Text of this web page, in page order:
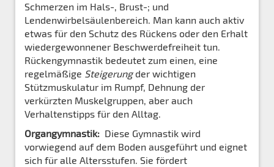
Schmerzen im Hals-, Brust-; und
Lendenwirbelsäulenbereich. Man kann auch aktiv
etwas für den Schutz des Rückens oder den Erhalt
wiedergewonnener Beschwerdefreiheit tun.
Rückengymnastik bedeutet zum einen, eine
regelmäßige Steigerungder wichtigen
Stützmuskulatur im Rumpf, Dehnung der
verkürzten Muskelgruppen, aber auch
Verhaltenstipps für den Alltag.
Organgymnastik: Diese Gymnastik wird
vorwiegend auf dem Boden ausgeführt und eignet
sich für alle Altersstufen. Sie fördert